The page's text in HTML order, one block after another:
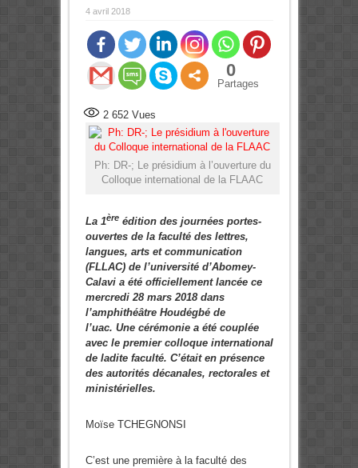
4 avril 2018
0
Partages
2 652Vues
Ph: DR-; Le présidium à l’ouverture du
Colloque international de la FLAAC
La 1èreédition des journées portes-
ouvertes de la faculté des lettres,
langues, arts et communication
(FLLAC) de l’université d’Abomey-
Calavi a été officiellement lancée ce
mercredi 28 mars 2018 dans
l’amphithéâtre Houdégbé de
l’uac. Une cérémonie a été couplée
avec le premier colloque international
de ladite faculté. C’était en présence
des autorités décanales, rectorales et
ministérielles.
Moïse TCHEGNONSI
C’est une première à la faculté des